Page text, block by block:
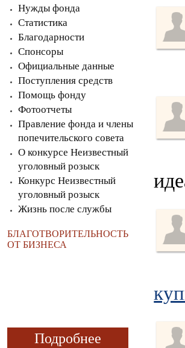
Нужды фонда
Статистика
Благодарности
Спонсоры
Официальные данные
Поступления средств
Помощь фонду
Фотоотчеты
Правление фонда и члены
попечительского совета
О конкурсе Неизвестный
уголовный розыск
Конкурс Неизвестный
уголовный розыск
Жизнь после службы
БЛАГОТВОРИТЕЛЬНОСТЬ
ОТ БИЗНЕСА
Подробнее